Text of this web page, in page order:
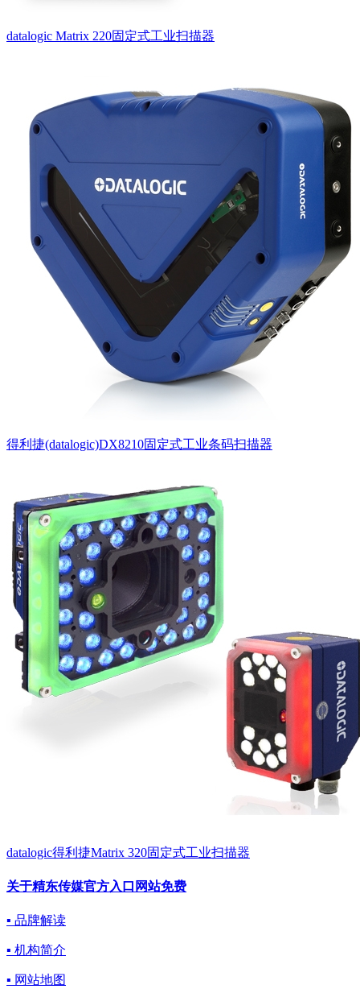
datalogic Matrix 220固定式工业扫描器
得利捷(datalogic)DX8210固定式工业条码扫描器
datalogic得利捷Matrix 320固定式工业扫描器
关于精东传媒官方入口网站免费
▪ 品牌解读
▪ 机构简介
▪ 网站地图